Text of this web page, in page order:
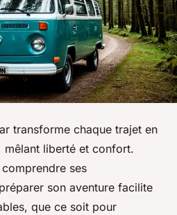
transforme chaque trajet en
mêlant liberté et confort.
ses
son aventure facilite
que ce soit pour